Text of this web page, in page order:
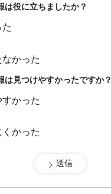
は役に立ちましたか？
かった
は見つけやすかったですか？
かった
かった